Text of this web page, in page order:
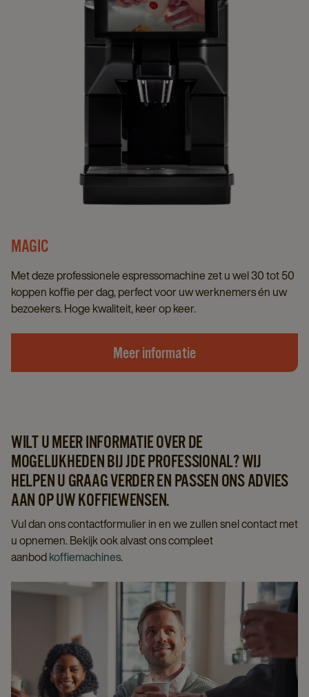
MAGIC
Met deze professionele espressomachine zet u wel 30 tot 50
koppen koffie per dag, perfect voor uw werknemers én uw
bezoekers. Hoge kwaliteit, keer op keer.
Meer informatie
WILT U MEER INFORMATIE OVER DE
MOGELIJKHEDEN BIJ JDE PROFESSIONAL? WIJ
HELPEN U GRAAG VERDER EN PASSEN ONS ADVIES
AAN OP UW KOFFIEWENSEN.
Vul dan ons contactformulier in en we zullen snel contact met
u opnemen. Bekijk ook alvast ons compleet
aanbodkoffiemachines.